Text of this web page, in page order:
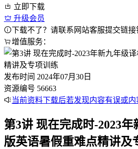
立即下载
升级会员
下载不了？请联系网站客服提交链接
增值服务：
发布时间 2024年07月30日
资源编号 56663
当前资料下载后若发现内容有误或内
第3讲 现在完成时-2023
版英语暑假重难点精讲及